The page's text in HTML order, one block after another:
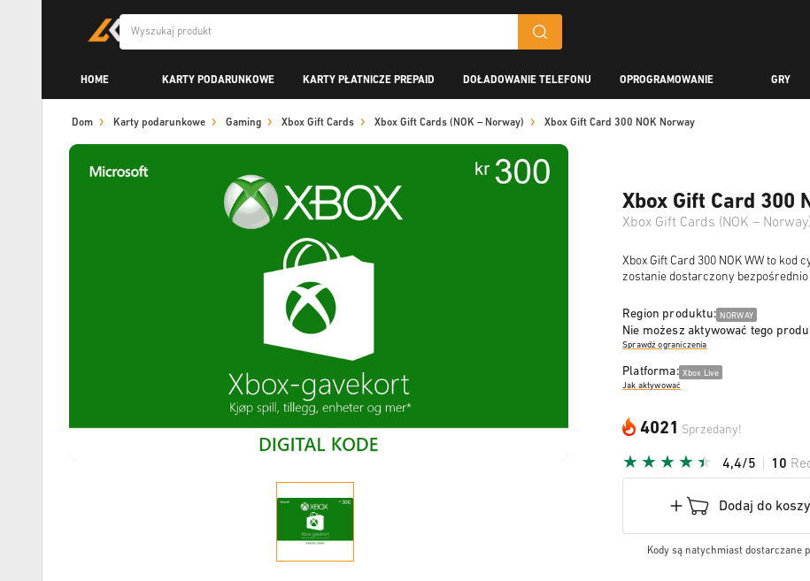
HOME KARTY PODARUNKOWE KARTY PŁATNICZE PREPAID DOŁADOWANIE TELEFONU OPROGRAMOWANIE GRY
Dom Karty podarunkowe Gaming Xbox Gift Cards Xbox Gift Cards (NOK – Norway) Xbox Gift Card 300 NOK Norway
Xbox Gift Card 300
Xbox Gift Cards (NOK – Norway)
Xbox Gift Card 300 NOK WW to
zostanie dostarczony
Region produktu: NORWAY
Nie możesz aktywować tego
Sprawdź ograniczenia
Platforma: Xbox Live
Jak aktywować
4021 Sprzedany!
4,4/5 10
Dodaj do
Kody są natychmiast dostarczane